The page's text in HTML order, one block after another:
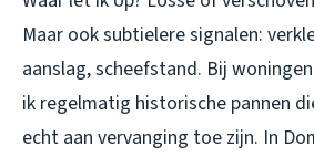
Maar ook subtielere signalen:
aanslag, scheefstand. Bij
ik regelmatig historische pannen
echt aan vervanging toe zijn. In